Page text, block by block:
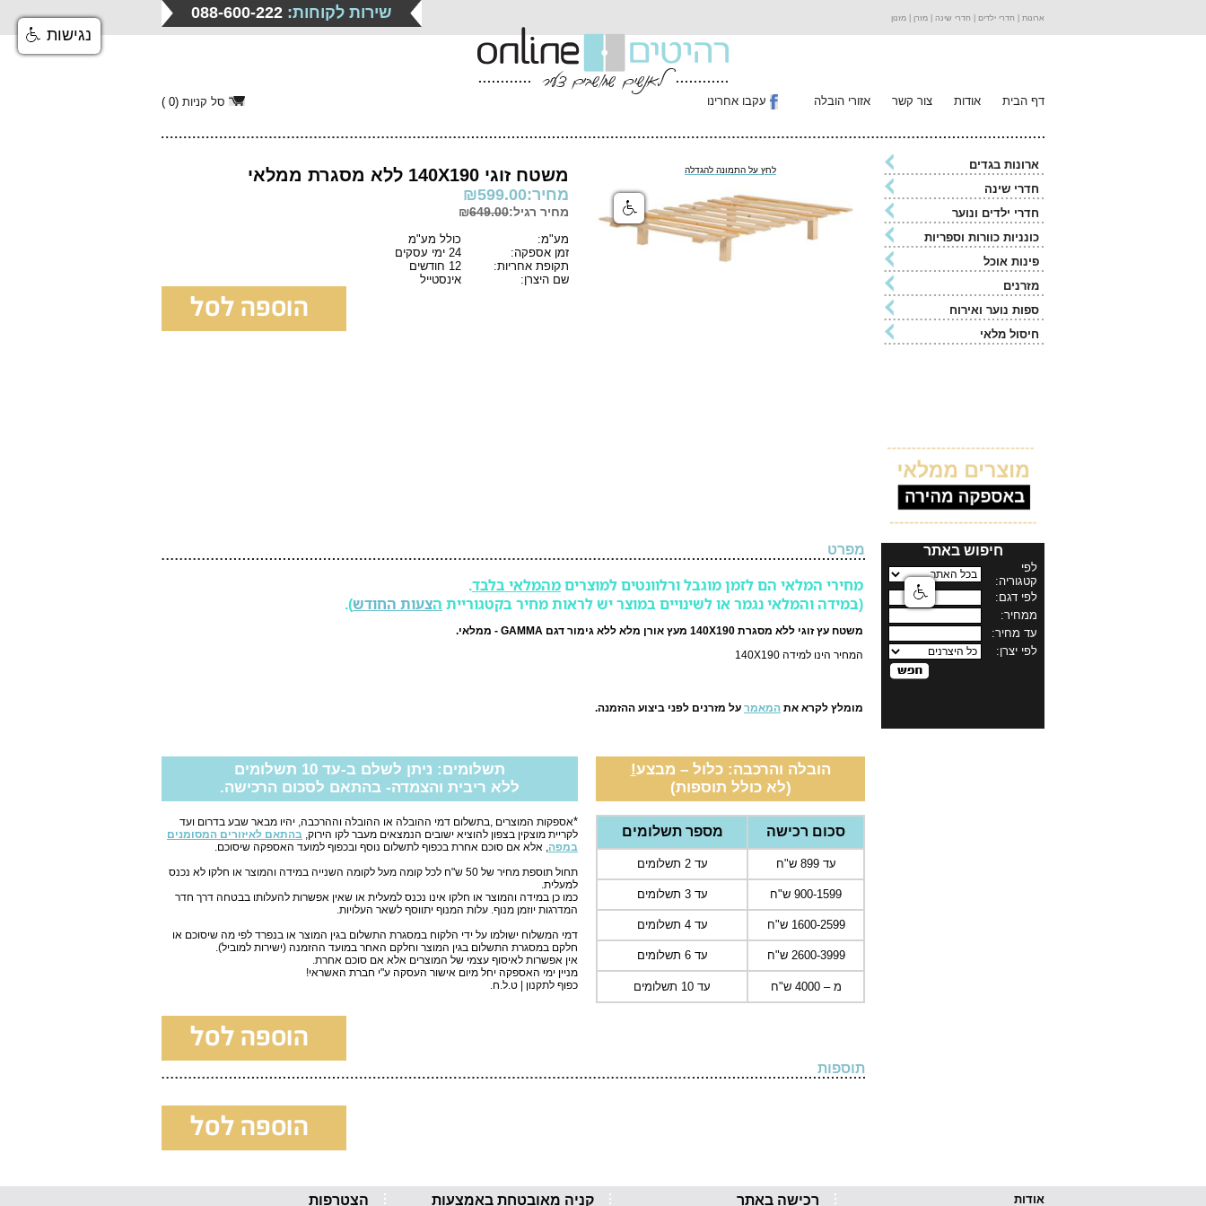
ארונות | חדרי ילדים | חדרי שינה | מזרן | מזנון שירות לקוחות:
דף הבית אודות צור קשר אזורי הובלה עקבו אחרינו סל קניות (
0
)
ארונות בגדים
חדרי שינה
חדרי ילדים ונוער
כונניות כוורות וספריות
פינות אוכל
מזרנים
ספות נוער ואירוח
חיסול מלאי
חיפוש באתר
לחץ על התמונה להגדלה משטח זוגי 140X190 ללא מסגרת ממלאי
מחיר: ₪599.00
מחיר רגיל:₪649.00
מע"מ:
זמן אספקה:
תקופת אחריות:
שם היצרן:
כולל מע"מ
24 ימי עסקים
12 חודשים
אינסטייל
מפרט
מחירי המלאי הם לזמן מוגבל ורלוונטים למוצריםמהמלאי בלבד.
(במידה והמלאי נגמר או לשינויים במוצר יש לראות מחיר בקטגוריית הצעות החודש).
משטח עץ זוגי ללא מסגרת 140X190 מעץ אורן מלא ללא גימור דגם GAMMA - ממלאי.
המחיר הינו למידה 140X190
מומלץ לקרא את המאמר על מזרנים לפני ביצוע ההזמנה.
הובלה והרכבה: כלול – מבצע!
(לא כולל תוספות)
תשלומים: ניתן לשלם ב-עד 10 תשלומים
ללא ריבית והצמדה- בהתאם לסכום הרכישה.
סכום רכישה מספר תשלומים
עד 899 ש"ח עד 2 תשלומים
900-1599 ש"ח עד 3 תשלומים
1600-2599 ש"ח עד 4 תשלומים
2600-3999 ש"ח עד 6 תשלומים
מ – 4000 ש"ח עד 10 תשלומים
*אספקות המוצרים ,בתשלום דמי ההובלה או ההובלה וההרכבה, יהיו מבאר שבע בדרום ועד
לקריית מוצקין בצפון להוציא ישובים הנמצאים מעבר לקו הירוק, בהתאם לאיזורים המסומנים
במפה, אלא אם סוכם אחרת בכפוף לתשלום נוסף ובכפוף למועד האספקה שיסוכם.
תחול תוספת מחיר של 50 ש"ח לכל קומה מעל לקומה השנייה במידה והמוצר או חלקו לא נכנס
למעלית.
כמו כן במידה והמוצר או חלקו אינו נכנס למעלית או שאין אפשרות להעלותו בבטחה דרך חדר
המדרגות יוזמן מנוף. עלות המנוף יתווסף לשאר העלויות.
דמי המשלוח ישולמו על ידי הלקוח במסגרת התשלום בגין המוצר או בנפרד לפי מה שיסוכם או
חלקם במסגרת התשלום בגין המוצר וחלקם האחר במועד ההזמנה (ישירות למוביל).
אין אפשרות לאיסוף עצמי של המוצרים אלא אם סוכם אחרת.
מניין ימי האספקה יחל מיום אישור העסקה ע"י חברת האשראי!
כפוף לתקנון | ט.ל.ח.
תוספות
אודות רכישה באתר קניה מאובטחת באמצעות הצטרפות
נגישות